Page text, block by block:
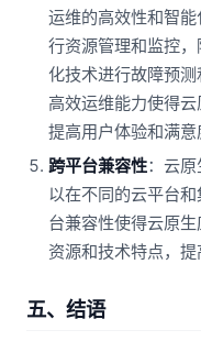
运维的高效性和智
行资源管理和监控
化技术进行故障预
高效运维能力使得云
提高用户体验和满意
跨平台兼容性：云
以在不同的云平台
台兼容性使得云原
资源和技术特点，提
五、结语